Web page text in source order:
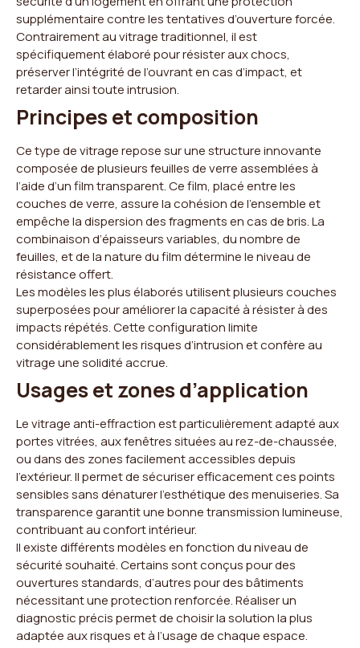
supplémentaire contre les tentatives d’ouverture forcée.
Contrairement au vitrage traditionnel, il est
spécifiquement élaboré pour résister aux chocs,
préserver l’intégrité de l’ouvrant en cas d’impact, et
retarder ainsi toute intrusion.
Principes et composition
Ce type de vitrage repose sur une structure innovante
composée de plusieurs feuilles de verre assemblées à
l’aide d’un film transparent. Ce film, placé entre les
couches de verre, assure la cohésion de l’ensemble et
empêche la dispersion des fragments en cas de bris. La
combinaison d’épaisseurs variables, du nombre de
feuilles, et de la nature du film détermine le niveau de
résistance offert.
Les modèles les plus élaborés utilisent plusieurs couches
superposées pour améliorer la capacité à résister à des
impacts répétés. Cette configuration limite
considérablement les risques d’intrusion et confère au
vitrage une solidité accrue.
Usages et zones d’application
Le vitrage anti-effraction est particulièrement adapté aux
portes vitrées, aux fenêtres situées au rez-de-chaussée,
ou dans des zones facilement accessibles depuis
l’extérieur. Il permet de sécuriser efficacement ces points
sensibles sans dénaturer l’esthétique des menuiseries. Sa
transparence garantit une bonne transmission lumineuse,
contribuant au confort intérieur.
Il existe différents modèles en fonction du niveau de
sécurité souhaité. Certains sont conçus pour des
ouvertures standards, d’autres pour des bâtiments
nécessitant une protection renforcée. Réaliser un
diagnostic précis permet de choisir la solution la plus
adaptée aux risques et à l’usage de chaque espace.